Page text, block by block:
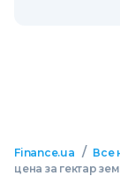
Finance.ua / Все
цена за гектар